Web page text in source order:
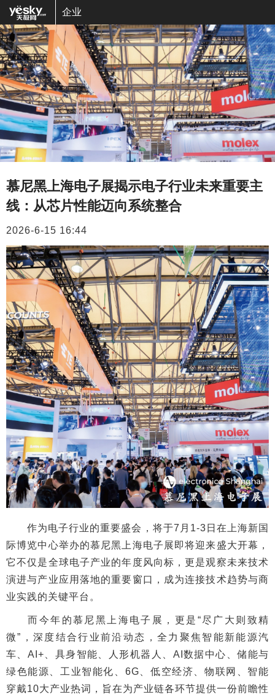
企业
慕尼黑上海电子展揭示电子行业未来重要主
线：从芯片性能迈向系统整合
2026-6-15 16:44
作为电子行业的重要盛会，将于7月1-3日在上海新国
际博览中心举办的慕尼黑上海电子展即将迎来盛大开幕，
它不仅是全球电子产业的年度风向标，更是观察未来技术
演进与产业应用落地的重要窗口，成为连接技术趋势与商
业实践的关键平台。
而今年的慕尼黑上海电子展，更是“尽广大则致精
微”，深度结合行业前沿动态，全力聚焦智能新能源汽
车、AI+、具身智能、人形机器人、AI数据中心、储能与
绿色能源、工业智能化、6G、低空经济、物联网、智能
穿戴10大产业热词，旨在为产业链各环节提供一份前瞻性